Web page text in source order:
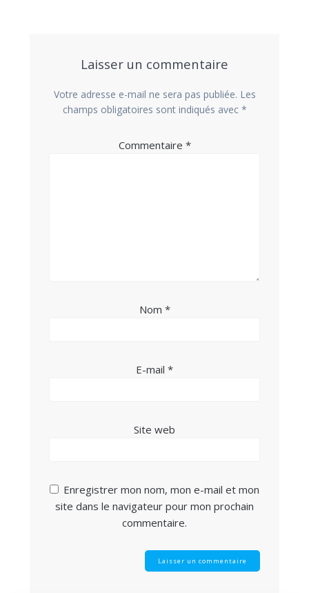
Laisser un commentaire
Votre adresse e-mail ne sera pas publiée. Les
champs obligatoires sont indiqués avec *
Commentaire *
Nom *
E-mail *
Site web
Enregistrer mon nom, mon e-mail et mon
site dans le navigateur pour mon prochain
commentaire.